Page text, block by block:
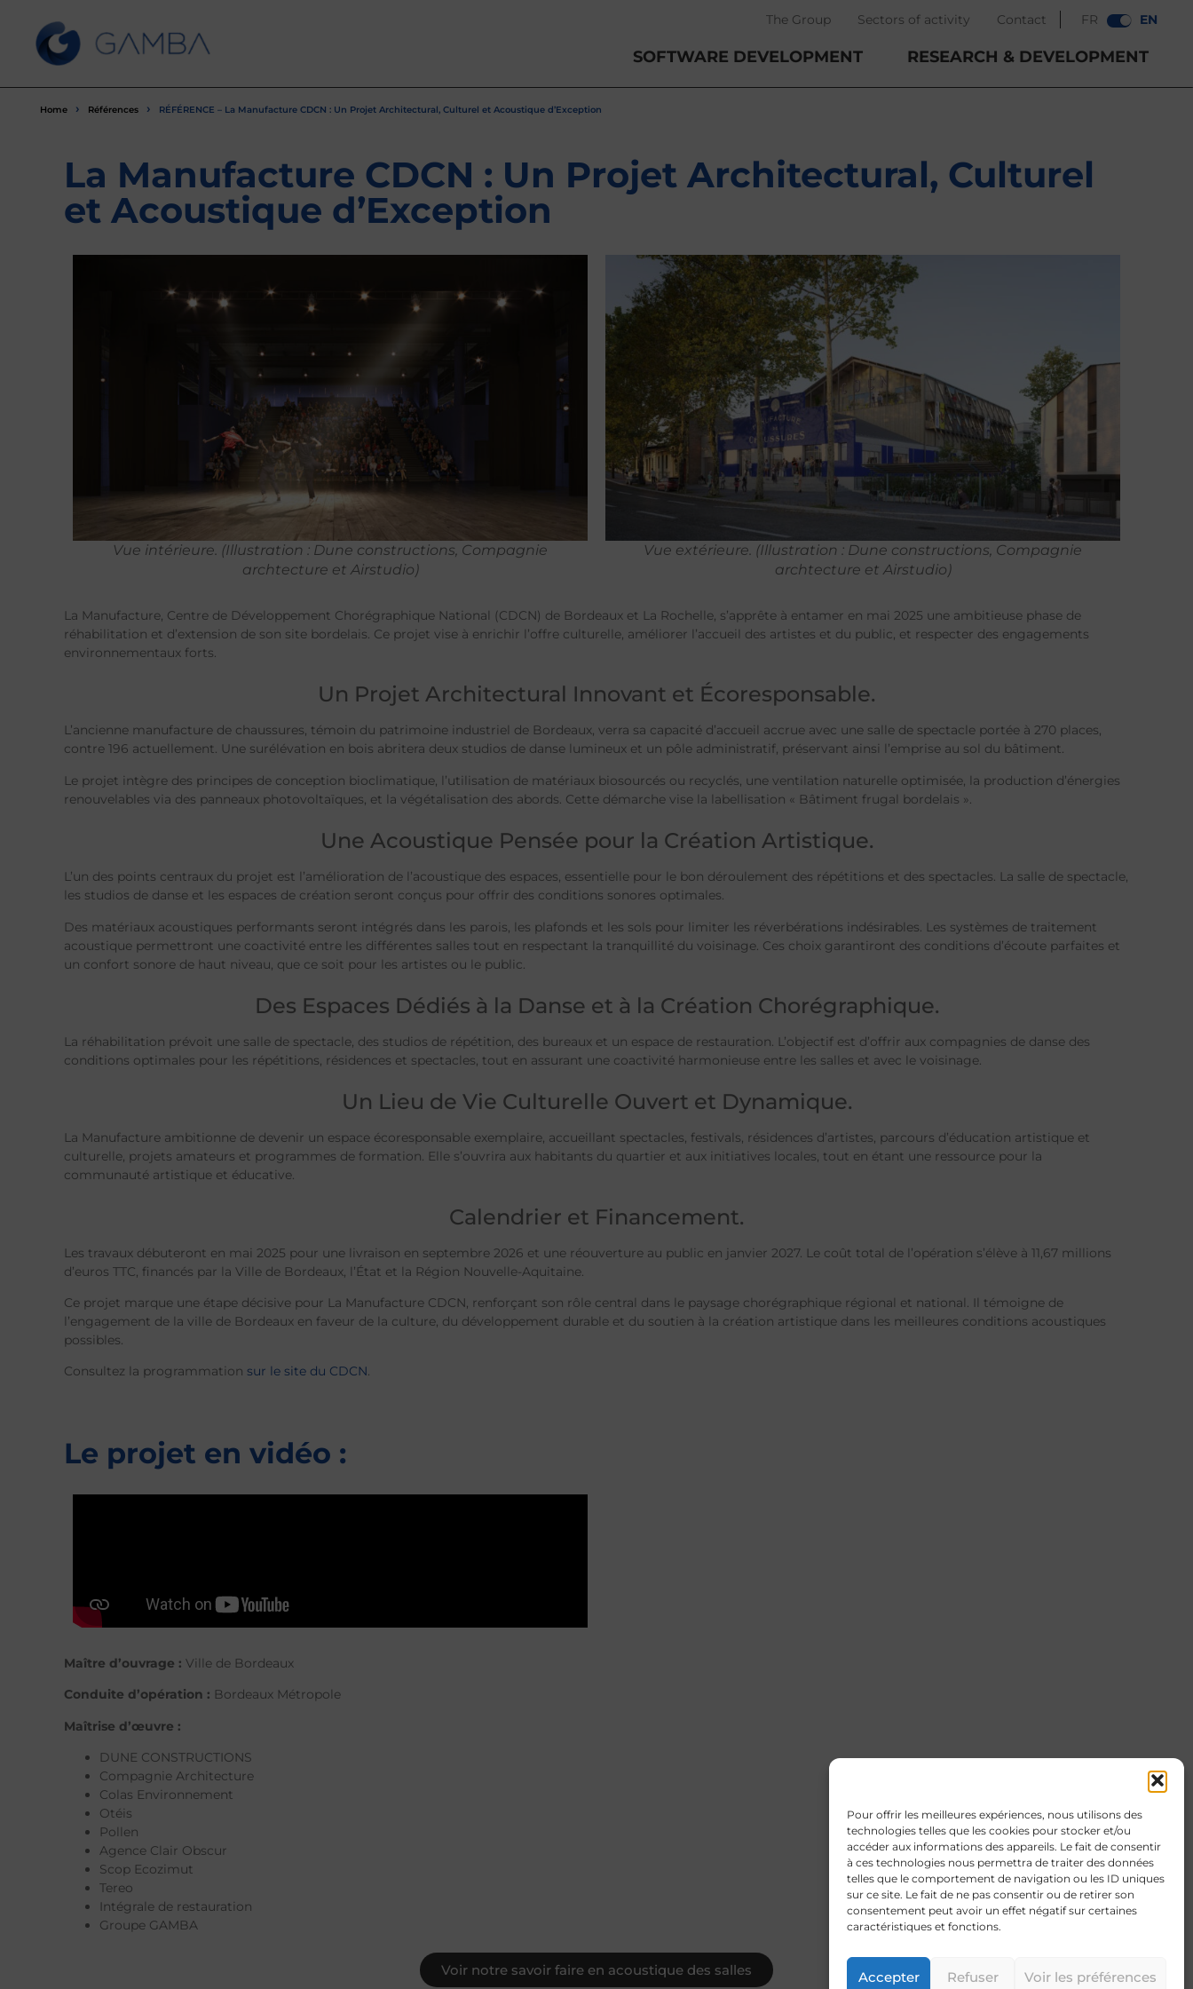
Pour offrir les meilleures expériences, nous utilisons des
technologies telles que les cookies pour stocker et/ou
accéder aux informations des appareils. Le fait de consentir
à ces technologies nous permettra de traiter des données
telles que le comportement de navigation ou les ID uniques
sur ce site. Le fait de ne pas consentir ou de retirer son
consentement peut avoir un effet négatif sur certaines
caractéristiques et fonctions.
Accepter Refuser Voir les préférences
The Group Sectors of activity Contact FR EN
SOFTWARE DEVELOPMENT RESEARCH & DEVELOPMENT
Home › Références › RÉFÉRENCE – La Manufacture CDCN : Un Projet Architectural, Culturel et Acoustique d’Exception
La Manufacture CDCN : Un Projet Architectural, Culturel
et Acoustique d’Exception
Vue intérieure. (Illustration : Dune constructions, Compagnie
archtecture et Airstudio)
Vue extérieure. (Illustration : Dune constructions, Compagnie
archtecture et Airstudio)
La Manufacture, Centre de Développement Chorégraphique National (CDCN) de Bordeaux et La Rochelle, s’apprête à entamer en mai 2025 une ambitieuse phase de
réhabilitation et d’extension de son site bordelais. Ce projet vise à enrichir l’offre culturelle, améliorer l’accueil des artistes et du public, et respecter des engagements
environnementaux forts.
Un Projet Architectural Innovant et Écoresponsable.
L’ancienne manufacture de chaussures, témoin du patrimoine industriel de Bordeaux, verra sa capacité d’accueil accrue avec une salle de spectacle portée à 270 places,
contre 196 actuellement. Une surélévation en bois abritera deux studios de danse lumineux et un pôle administratif, préservant ainsi l’emprise au sol du bâtiment.
Le projet intègre des principes de conception bioclimatique, l’utilisation de matériaux biosourcés ou recyclés, une ventilation naturelle optimisée, la production d’énergies
renouvelables via des panneaux photovoltaïques, et la végétalisation des abords. Cette démarche vise la labellisation « Bâtiment frugal bordelais ».
Une Acoustique Pensée pour la Création Artistique.
L’un des points centraux du projet est l’amélioration de l’acoustique des espaces, essentielle pour le bon déroulement des répétitions et des spectacles. La salle de spectacle,
les studios de danse et les espaces de création seront conçus pour offrir des conditions sonores optimales.
Des matériaux acoustiques performants seront intégrés dans les parois, les plafonds et les sols pour limiter les réverbérations indésirables. Les systèmes de traitement
acoustique permettront une coactivité entre les différentes salles tout en respectant la tranquillité du voisinage. Ces choix garantiront des conditions d’écoute parfaites et
un confort sonore de haut niveau, que ce soit pour les artistes ou le public.
Des Espaces Dédiés à la Danse et à la Création Chorégraphique.
La réhabilitation prévoit une salle de spectacle, des studios de répétition, des bureaux et un espace de restauration. L’objectif est d’offrir aux compagnies de danse des
conditions optimales pour les répétitions, résidences et spectacles, tout en assurant une coactivité harmonieuse entre les salles et avec le voisinage.
Un Lieu de Vie Culturelle Ouvert et Dynamique.
La Manufacture ambitionne de devenir un espace écoresponsable exemplaire, accueillant spectacles, festivals, résidences d’artistes, parcours d’éducation artistique et
culturelle, projets amateurs et programmes de formation. Elle s’ouvrira aux habitants du quartier et aux initiatives locales, tout en étant une ressource pour la
communauté artistique et éducative.
Calendrier et Financement.
Les travaux débuteront en mai 2025 pour une livraison en septembre 2026 et une réouverture au public en janvier 2027. Le coût total de l’opération s’élève à 11,67 millions
d’euros TTC, financés par la Ville de Bordeaux, l’État et la Région Nouvelle-Aquitaine.
Ce projet marque une étape décisive pour La Manufacture CDCN, renforçant son rôle central dans le paysage chorégraphique régional et national. Il témoigne de
l’engagement de la ville de Bordeaux en faveur de la culture, du développement durable et du soutien à la création artistique dans les meilleures conditions acoustiques
possibles.
Consultez la programmation sur le site du CDCN.
Le projet en vidéo :
Maître d’ouvrage : Ville de Bordeaux
Conduite d’opération : Bordeaux Métropole
Maîtrise d’œuvre :
DUNE CONSTRUCTIONS
Compagnie Architecture
Colas Environnement
Otéis
Pollen
Agence Clair Obscur
Scop Ecozimut
Tereo
Intégrale de restauration
Groupe GAMBA
Voir notre savoir faire en acoustique des salles